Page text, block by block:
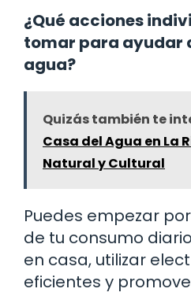
¿Qué acciones
tomar para ayudar
agua?
Quizás también te
Casa del Agua en La
Natural y Cultural
Puedes empezar
de tu consumo
en casa, utilizar
eficientes y